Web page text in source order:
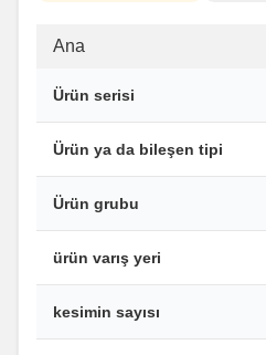
Ana
Ürün serisi
Ürün ya da bileşen tipi
Ürün grubu
ürün varış yeri
kesimin sayısı